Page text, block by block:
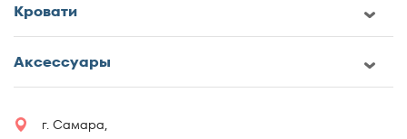
Кровати
Аксессуары
г. Самара,